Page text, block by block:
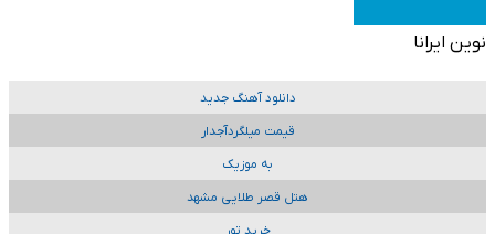
نوین ایرانا
دانلود آهنگ جدید
قیمت میلگردآجدار
به موزیک
هتل قصر طلایی مشهد